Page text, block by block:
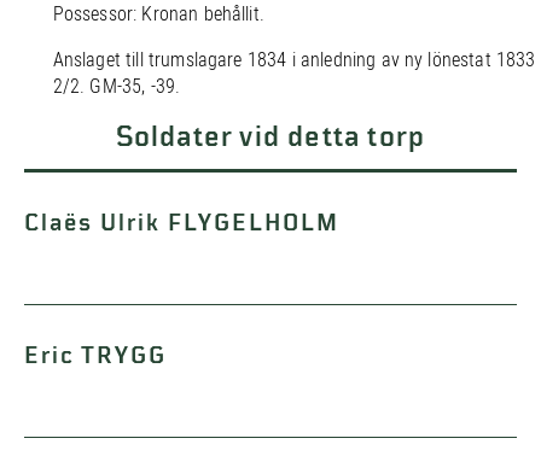
Possessor: Kronan behållit.
Anslaget till trumslagare 1834 i anledning av ny lönestat 1833
2/2. GM-35, -39.
Soldater vid detta torp
Claës Ulrik FLYGELHOLM
Eric TRYGG